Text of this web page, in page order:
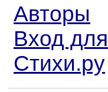
Авторы
Вход
Стихи.ру